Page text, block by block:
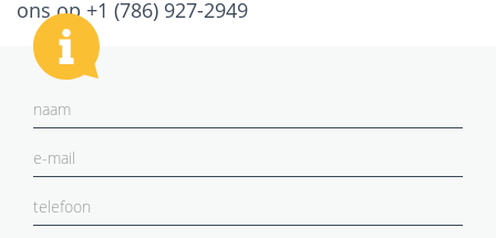
ons op +1 (786) 927-2949